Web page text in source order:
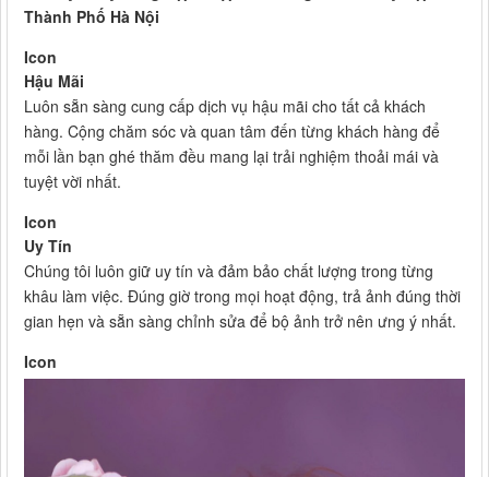
Thành Phố Hà Nội
Icon
Hậu Mãi
Luôn sẵn sàng cung cấp dịch vụ hậu mãi cho tất cả khách
hàng. Cộng chăm sóc và quan tâm đến từng khách hàng để
mỗi lần bạn ghé thăm đều mang lại trải nghiệm thoải mái và
tuyệt vời nhất.
Icon
Uy Tín
Chúng tôi luôn giữ uy tín và đảm bảo chất lượng trong từng
khâu làm việc. Đúng giờ trong mọi hoạt động, trả ảnh đúng thời
gian hẹn và sẵn sàng chỉnh sửa để bộ ảnh trở nên ưng ý nhất.
Icon